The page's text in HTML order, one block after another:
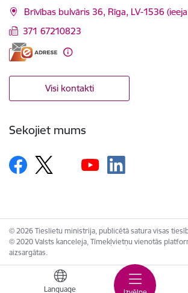
Language
Brīvības bulvāris 36, Rīga, LV-1536
371 67210823
Visi kontakti
Sekojiet mums
© 2026 Tieslietu ministrija, publicētā satura visas
© 2020 Valsts kanceleja, Tīmekļvietņu vienotās
aizsargātas.